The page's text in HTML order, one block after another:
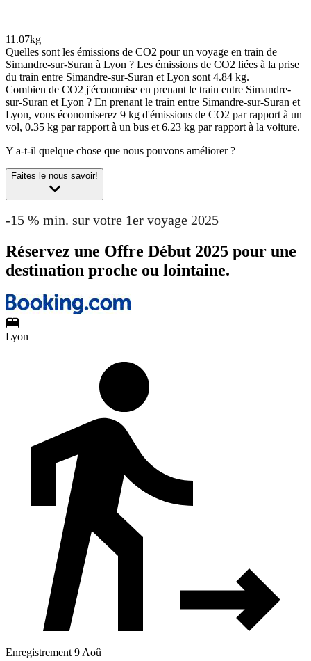
11.07kg
Quelles sont les émissions de CO2 pour un voyage en train de
Simandre-sur-Suran à Lyon ? Les émissions de CO2 liées à la prise
du train entre Simandre-sur-Suran et Lyon sont 4.84 kg.
Combien de CO2 j'économise en prenant le train entre Simandre-
sur-Suran et Lyon ? En prenant le train entre Simandre-sur-Suran et
Lyon, vous économiserez 9 kg d'émissions de CO2 par rapport à un
vol, 0.35 kg par rapport à un bus et 6.23 kg par rapport à la voiture.
Y a-t-il quelque chose que nous pouvons améliorer ?
Faites le nous savoir!
-15 % min. sur votre 1er voyage 2025
Réservez une Offre Début 2025 pour une
destination proche ou lointaine.
Lyon
Enregistrement 9 Aoû